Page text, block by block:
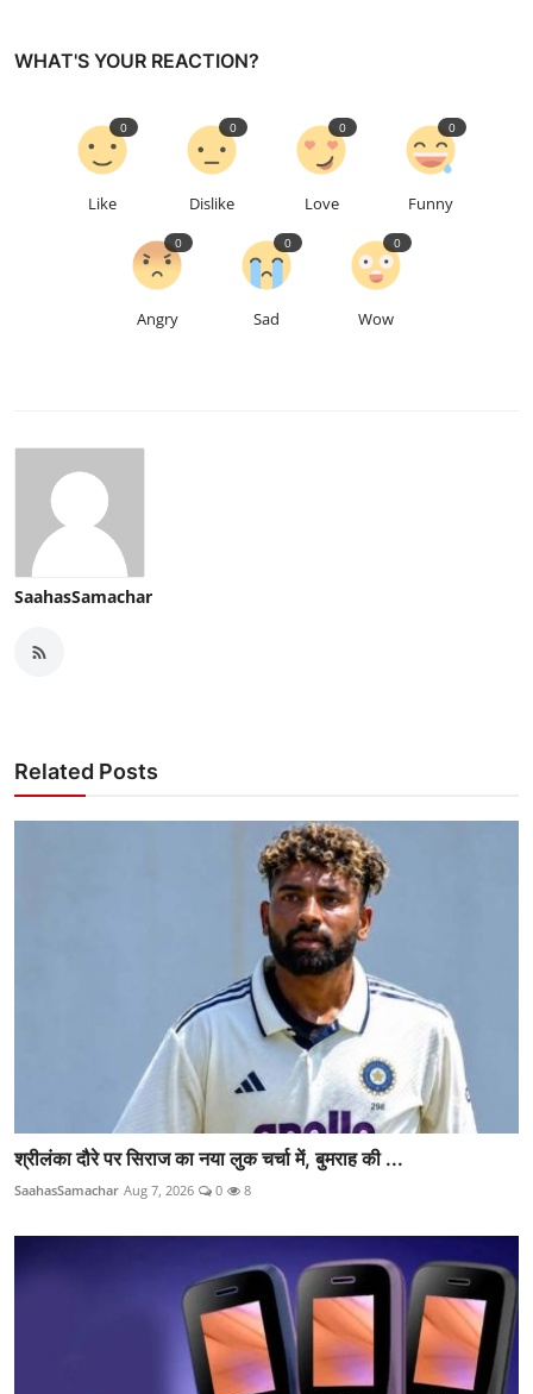
WHAT'S YOUR REACTION?
Like
0
Dislike
0
Love
0
Funny
0
Angry
0
Sad
0
Wow
0
SaahasSamachar
Related Posts
श्रीलंका दौरे पर सिराज का नया लुक चर्चा में, बुमराह की ...
SaahasSamachar Aug 7, 2026 0 8